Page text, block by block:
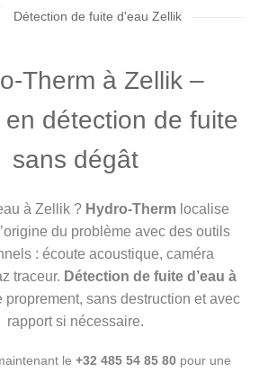
Détection de fuite d'eau Zellik
Therm à Zellik –
en détection de fuite
sans dégât
à Zellik ? Hydro-Thermlocalise
du problème avec des outils
: écoute acoustique, caméra
traceur. Détection de fuite d’eau à
sans destruction et avec
rapport si nécessaire.
le +32 485 54 85 80pour une